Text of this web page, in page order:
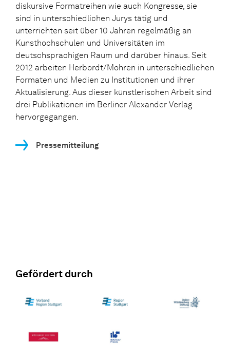
diskursive Formatreihen wie auch Kongresse, sie
sind in unterschiedlichen Jurys tätig und
unterrichten seit über 10 Jahren regelmäßig an
Kunsthochschulen und Universitäten im
deutschsprachigen Raum und darüber hinaus. Seit
2012 arbeiten Herbordt/Mohren in unterschiedlichen
Formaten und Medien zu Institutionen und ihrer
Aktualisierung. Aus dieser künstlerischen Arbeit sind
drei Publikationen im Berliner Alexander Verlag
hervorgegangen.
Pressemitteilung
Gefördert durch